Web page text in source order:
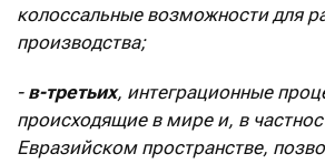
колоссальные возможности для
производства;
- в-третьих, интеграционные
происходящие в мире и, в
Евразийском пространстве,